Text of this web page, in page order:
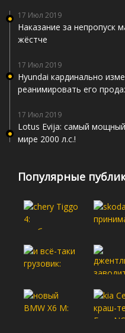
17 Июл 2019
Наказание за непропуск
жёстче
17 Июл 2019
Hyundai кардинально
реанимировать его
17 Июл 2019
Lotus Evija: самый
мире 2000 л.с.!
Популярные